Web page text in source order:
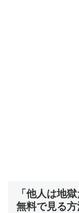
「他人は地
無料で見る方